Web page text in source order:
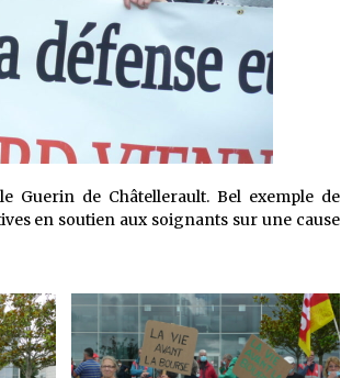
Guerin de Châtellerault. Bel exemple de
en soutien aux soignants sur une cause